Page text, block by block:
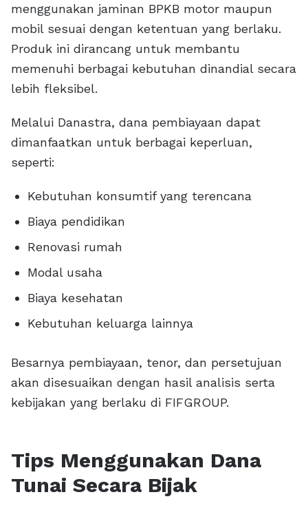
menggunakan jaminan BPKB motor maupun
mobil sesuai dengan ketentuan yang berlaku.
Produk ini dirancang untuk membantu
memenuhi berbagai kebutuhan dinandial secara
lebih fleksibel.
Melalui Danastra, dana pembiayaan dapat
dimanfaatkan untuk berbagai keperluan,
seperti:
Kebutuhan konsumtif yang terencana
Biaya pendidikan
Renovasi rumah
Modal usaha
Biaya kesehatan
Kebutuhan keluarga lainnya
Besarnya pembiayaan, tenor, dan persetujuan
akan disesuaikan dengan hasil analisis serta
kebijakan yang berlaku di FIFGROUP.
Tips Menggunakan Dana
Tunai Secara Bijak